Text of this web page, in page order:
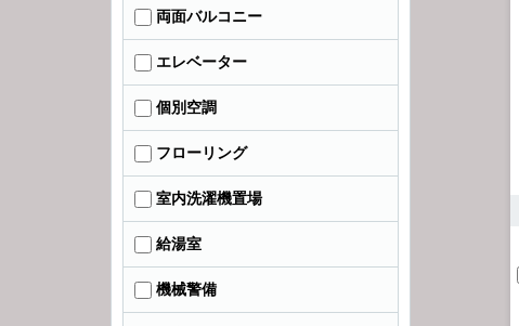
両面バルコニー
エレベーター
個別空調
フローリング
室内洗濯機置場
給湯室
機械警備